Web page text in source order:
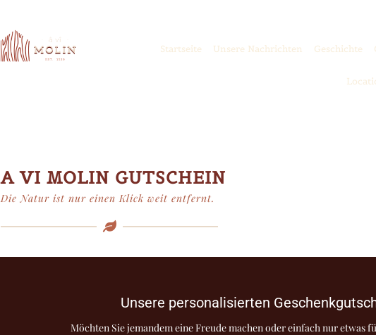
Startseite Unsere Nachrichten Geschichte
A VI MOLIN GUTSCHEIN
Die Natur ist nur einen Klick weit entfernt.
Unsere personalisierten
Möchten Sie jemandem eine Freude machen oder einfach nur etwas